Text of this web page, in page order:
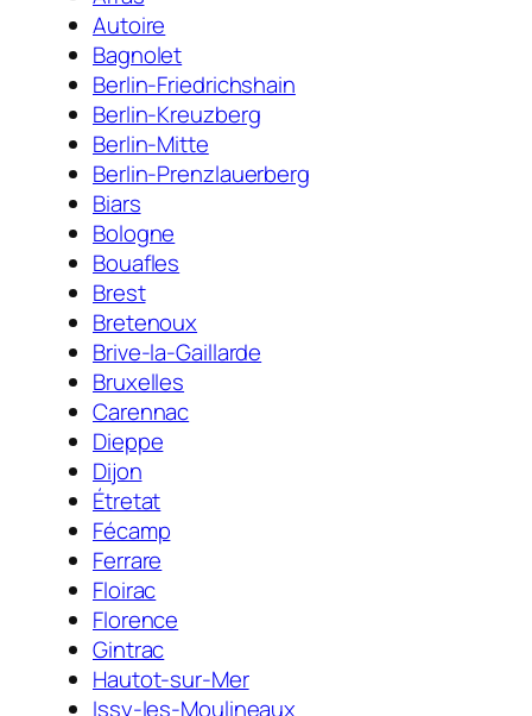
Autoire
Bagnolet
Berlin-Friedrichshain
Berlin-Kreuzberg
Berlin-Mitte
Berlin-Prenzlauerberg
Biars
Bologne
Bouafles
Brest
Bretenoux
Brive-la-Gaillarde
Bruxelles
Carennac
Dieppe
Dijon
Étretat
Fécamp
Ferrare
Floirac
Florence
Gintrac
Hautot-sur-Mer
Issy-les-Moulineaux